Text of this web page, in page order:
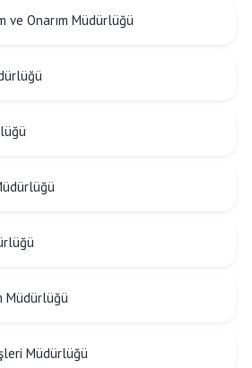
ve Onarım Müdürlüğü
Müdürlüğü
Müdürlüğü